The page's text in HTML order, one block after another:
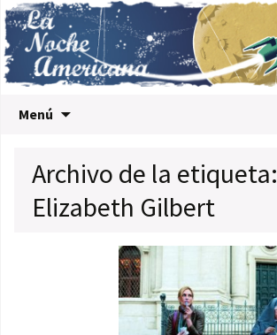
Menú
Archivo de la etiqueta:
Elizabeth Gilbert